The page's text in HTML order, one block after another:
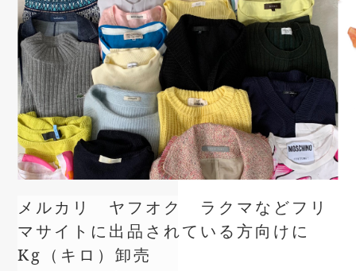
メルカリ ヤフオク ラクマなどフリ
マサイトに出品されている方向けに
Kg（キロ）卸売